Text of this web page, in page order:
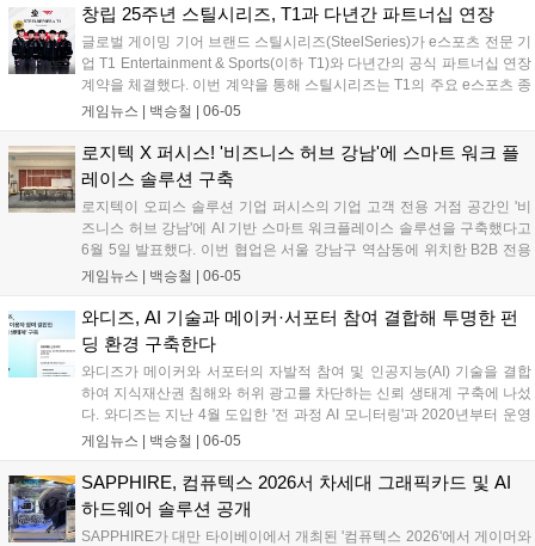
것이 특징이다. 대용량 미디어 파일 백업이 잦은 크리에이터와 게이머,
그리고 엔터프라이즈 인프라를 아우르는 차세대 데이터 생태계를 구축
하겠다는 전략이다....
창립 25주년 스틸시리즈, T1과 다년간 파트너십 연장
글로벌 게이밍 기어 브랜드 스틸시리즈(SteelSeries)가 e스포츠 전문 기
업 T1 Entertainment & Sports(이하 T1)와 다년간의 공식 파트너십 연장
계약을 체결했다. 이번 계약을 통해 스틸시리즈는 T1의 주요 e스포츠 종
목인 리그 오브 레전드(LoL)와 발로란트(VALORANT) 팀 소속 선수들에
는 향후 제품 테스트와 마케팅 활동 등 다양한 프로젝트에서 협력하며
프리미엄 게이밍 기어의 기술 우수성을 강화할 방침이다....
게임뉴스 | 백승철 | 06-05
로지텍 X 퍼시스! '비즈니스 허브 강남'에 스마트 워크 플
레이스 솔루션 구축
로지텍이 오피스 솔루션 기업 퍼시스의 기업 고객 전용 거점 공간인 '비
즈니스 허브 강남'에 AI 기반 스마트 워크플레이스 솔루션을 구축했다고
6월 5일 발표했다. 이번 협업은 서울 강남구 역삼동에 위치한 B2B 전용
공간에서 실제 업무 및 고객 상담 환경을 기반으로 진행됐다. 로지텍은
솔루션을 도입해 하이브리드 업무 환경에 맞춘 스마트 협업 환경을 구현
했다. 퍼시스의 '비즈니스 허브 강남'은 강남업무지구(GBD) 내 기업 고객
에게 실제 업무 환경 기반의 오피스 경험을 제공하는 실사용 기반 공간
이다. 퍼시스 직원들의 실제 근무 공간과 고객 체험 및 상담 공간으로 운
영되어, 방문 고객이 로지텍의 화상회의 솔루션이 적용된 업무 환경을
직접 확인하고 자사에 적합한 구축 방향을 검토할 수 있도록 했다....
게임뉴스 | 백승철 | 06-05
와디즈, AI 기술과 메이커·서포터 참여 결합해 투명한 펀
딩 환경 구축한다
와디즈가 메이커와 서포터의 자발적 참여 및 인공지능(AI) 기술을 결합
하여 지식재산권 침해와 허위 광고를 차단하는 신뢰 생태계 구축에 나섰
다. 와디즈는 지난 4월 도입한 '전 과정 AI 모니터링'과 2020년부터 운영
해 온 이용자 신고하기 기능을 연계해 기술적 탐지가 어려운 이미지 무
있다. 이번 시스템 고도화를 통해 창작자의 독창적인 아이디어가 무단
도용되는 피해를 예방하고, 플랫폼 운영의 투명성을 한층 높일 전망이
다....
게임뉴스 | 백승철 | 06-05
SAPPHIRE, 컴퓨텍스 2026서 차세대 그래픽카드 및 AI
하드웨어 솔루션 공개
SAPPHIRE가 대만 타이베이에서 개최된 '컴퓨텍스 2026'에서 게이머와